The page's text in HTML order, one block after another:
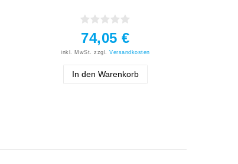
74,05 €
inkl. MwSt. zzgl.Versandkosten
In den Warenkorb